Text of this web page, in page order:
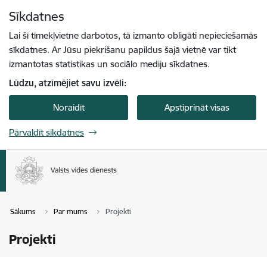
Sīkdatnes
Lai šī tīmekļvietne darbotos, tā izmanto obligāti nepieciešamās
sīkdatnes. Ar Jūsu piekrišanu papildus šajā vietnē var tikt
izmantotas statistikas un sociālo mediju sīkdatnes.
Lūdzu, atzīmējiet savu izvēli:
Noraidīt Apstiprināt visas
Pārvaldīt sīkdatnes
Sākums Par mums Projekti
Projekti